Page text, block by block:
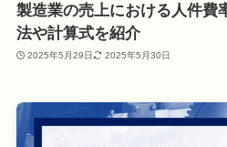
製造業の売上における人件費
法や計算式を紹介
2025年5月29日 2025年5月30日